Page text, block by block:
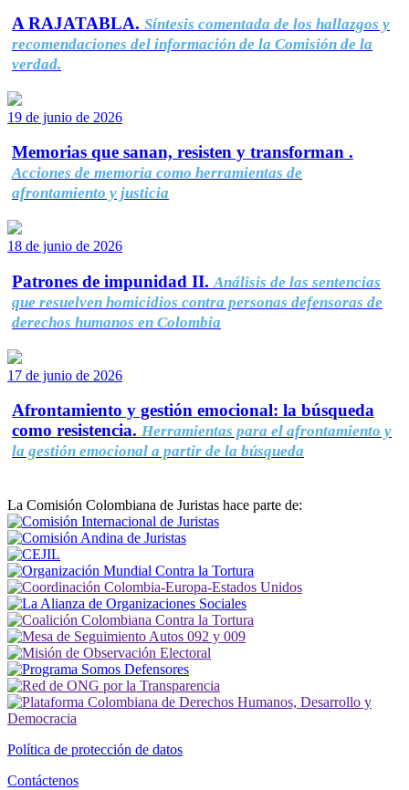
A RAJATABLA. Síntesis comentada de los hallazgos y
recomendaciones del información de la Comisión de la
verdad.
19 de junio de 2026
Memorias que sanan, resisten y transforman .
Acciones de memoria como herramientas de
afrontamiento y justicia
18 de junio de 2026
Patrones de impunidad II. Análisis de las sentencias
que resuelven homicidios contra personas defensoras de
derechos humanos en Colombia
17 de junio de 2026
Afrontamiento y gestión emocional: la búsqueda
como resistencia. Herramientas para el afrontamiento y
la gestión emocional a partir de la búsqueda
La Comisión Colombiana de Juristas hace parte de:
Política de protección de datos
Contáctenos